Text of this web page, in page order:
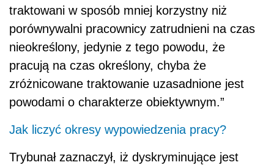
traktowani w sposób mniej korzystny niż
porównywalni pracownicy zatrudnieni na czas
nieokreślony, jedynie z tego powodu, że
pracują na czas określony, chyba że
zróżnicowane traktowanie uzasadnione jest
powodami o charakterze obiektywnym.”
Jak liczyć okresy wypowiedzenia pracy?
Trybunał zaznaczył, iż dyskryminujące jest